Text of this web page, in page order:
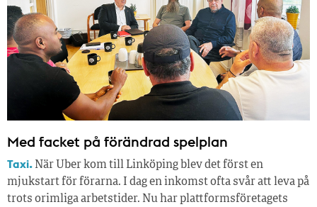
Med facket på förändrad spelplan
Taxi. När Uber kom till Linköping blev det först en
mjukstart för förarna. I dag en inkomst ofta svår att leva på
trots orimliga arbetstider. Nu har plattformsföretagets